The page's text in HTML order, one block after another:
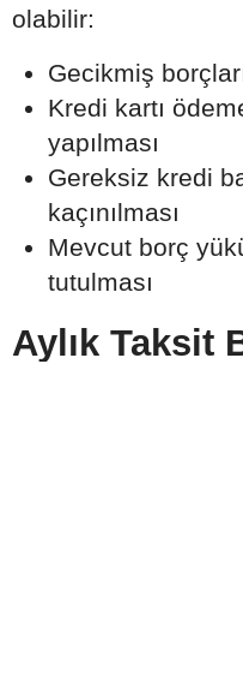
olabilir:
Gecikmiş
Kredi kartı
yapılması
Gereksiz kredi
kaçınılması
Mevcut borç
tutulması
Aylık Taksit